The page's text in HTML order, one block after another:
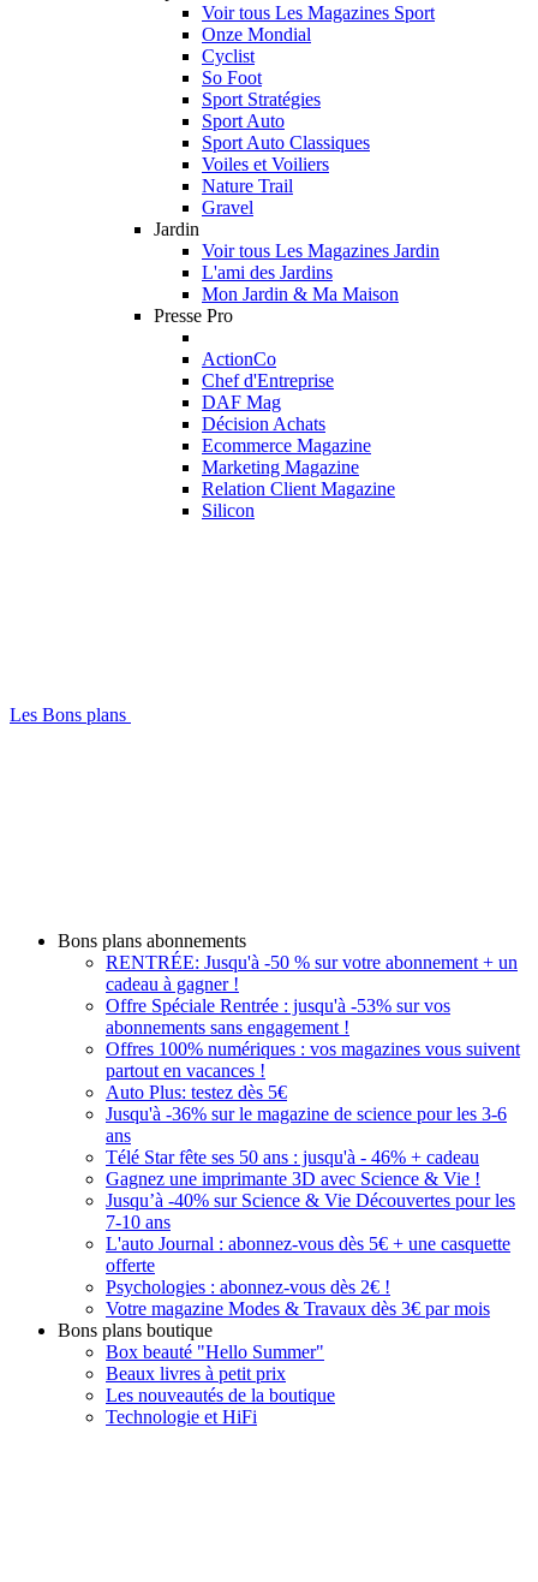
Voir tous Les Magazines Sport
Onze Mondial
Cyclist
So Foot
Sport Stratégies
Sport Auto
Sport Auto Classiques
Voiles et Voiliers
Nature Trail
Gravel
Jardin
Voir tous Les Magazines Jardin
L'ami des Jardins
Mon Jardin & Ma Maison
Presse Pro
ActionCo
Chef d'Entreprise
DAF Mag
Décision Achats
Ecommerce Magazine
Marketing Magazine
Relation Client Magazine
Silicon
Les Bons plans
Bons plans abonnements
RENTRÉE: Jusqu'à -50 % sur votre abonnement + un
cadeau à gagner !
Offre Spéciale Rentrée : jusqu'à -53% sur vos
abonnements sans engagement !
Offres 100% numériques : vos magazines vous suivent
partout en vacances !
Auto Plus: testez dès 5€
Jusqu'à -36% sur le magazine de science pour les 3-6
ans
Télé Star fête ses 50 ans : jusqu'à - 46% + cadeau
Gagnez une imprimante 3D avec Science & Vie !
Jusqu’à -40% sur Science & Vie Découvertes pour les
7-10 ans
L'auto Journal : abonnez-vous dès 5€ + une casquette
offerte
Psychologies : abonnez-vous dès 2€ !
Votre magazine Modes & Travaux dès 3€ par mois
Bons plans boutique
Box beauté "Hello Summer"
Beaux livres à petit prix
Les nouveautés de la boutique
Technologie et HiFi